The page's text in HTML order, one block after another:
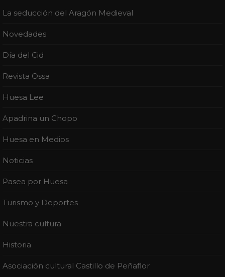
La seducción del Aragón Medieval
Novedades
Día del Cid
Revista Ossa
Huesa Lee
Apadrina un Chopo
Huesa en Medios
Noticias
Pasea por Huesa
Turismo y Deportes
Nuestra cultura
Historia
Asociación cultural Castillo de Peñaflor